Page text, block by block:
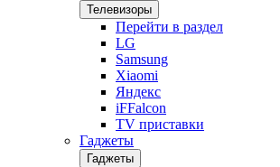
Телевизоры
Перейти в раздел
LG
Samsung
Xiaomi
Яндекс
iFFalcon
TV приставки
Гаджеты
Гаджеты